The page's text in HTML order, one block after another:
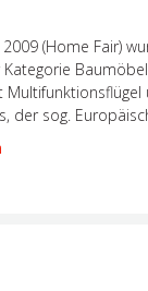
(Home Fair)
der sog.